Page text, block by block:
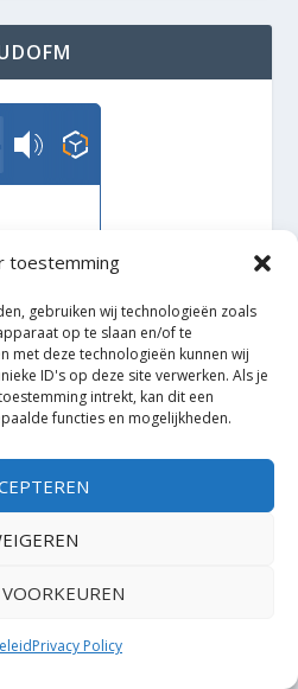
toestemming
gebruiken wij technologieën zoals
op te slaan en/of te
met deze technologieën kunnen wij
ID's op deze site verwerken. Als je
intrekt, kan dit een
functies en mogelijkheden.
Privacy Policy
TrudoFM
| Mogelijk gemaakt door